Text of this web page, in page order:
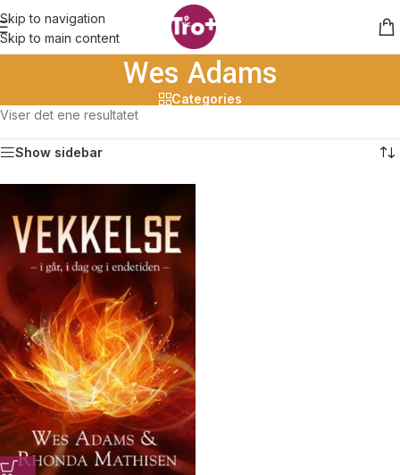
Skip to navigation
Skip to main content
Wes Adams
Categories
Viser det ene resultatet
Show sidebar